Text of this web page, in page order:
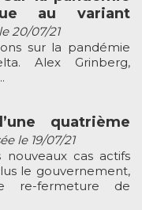
au variant
20/07/21
sur la pandémie
Alex Grinberg,
quatrième
le 19/07/21
nouveaux cas actifs
le gouvernement,
re-fermeture de